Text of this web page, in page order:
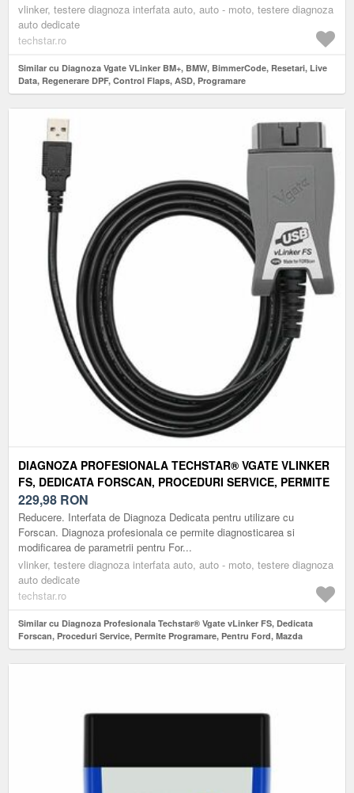
vlinker, testere diagnoza interfata auto, auto - moto, testere diagnoza
auto dedicate
techstar.ro
Similar cu Diagnoza Vgate VLinker BM+, BMW, BimmerCode, Resetari, Live
Data, Regenerare DPF, Control Flaps, ASD, Programare
DIAGNOZA PROFESIONALA TECHSTAR® VGATE VLINKER
FS, DEDICATA FORSCAN, PROCEDURI SERVICE, PERMITE
PROGRAMARE, PENTRU FORD, MAZDA
229,98 RON
Reducere. Interfata de Diagnoza Dedicata pentru utilizare cu
Forscan. Diagnoza profesionala ce permite diagnosticarea si
modificarea de parametrii pentru For...
vlinker, testere diagnoza interfata auto, auto - moto, testere diagnoza
auto dedicate
techstar.ro
Similar cu Diagnoza Profesionala Techstar® Vgate vLinker FS, Dedicata
Forscan, Proceduri Service, Permite Programare, Pentru Ford, Mazda